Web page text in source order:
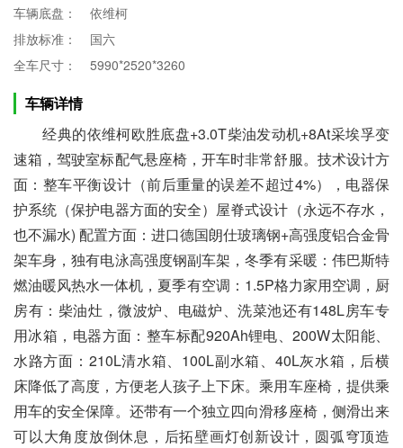
车辆底盘：
依维柯
排放标准：
国六
全车尺寸：
5990*2520*3260
车辆详情
经典的依维柯欧胜底盘+3.0T柴油发动机+8At采埃孚变
速箱，驾驶室标配气悬座椅，开车时非常舒服。技术设计方
面：整车平衡设计（前后重量的误差不超过4%），电器保
护系统（保护电器方面的安全）屋脊式设计（永远不存水，
也不漏水) 配置方面：进口德国朗仕玻璃钢+高强度铝合金骨
架车身，独有电泳高强度钢副车架，冬季有采暖：伟巴斯特
燃油暖风热水一体机，夏季有空调：1.5P格力家用空调，厨
房有：柴油灶，微波炉、电磁炉、洗菜池还有148L房车专
用冰箱，电器方面：整车标配920Ah锂电、200W太阳能、
水路方面：210L清水箱、100L副水箱、40L灰水箱，后横
床降低了高度，方便老人孩子上下床。乘用车座椅，提供乘
用车的安全保障。还带有一个独立四向滑移座椅，侧滑出来
可以大角度放倒休息，后拓壁画灯创新设计，圆弧穹顶造